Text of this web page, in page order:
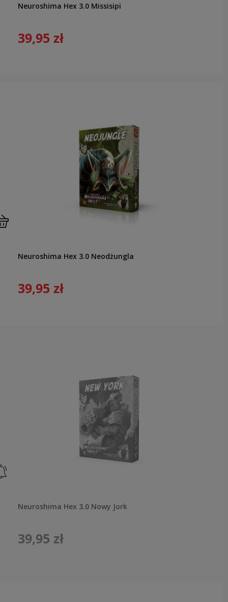
Neuroshima Hex 3.0 Missisipi
39,95 zł
Neuroshima Hex 3.0 Neodżungla
39,95 zł
Neuroshima Hex 3.0 Nowy Jork
39,95 zł